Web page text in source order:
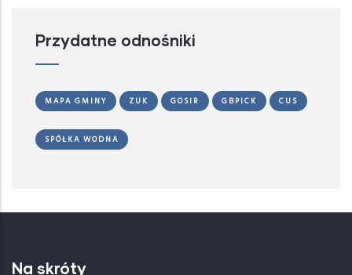
Przydatne odnośniki
MAPA GMINY ZUK GOSIR GBPICK CUS
SPÓŁKA WODNA
Na skróty